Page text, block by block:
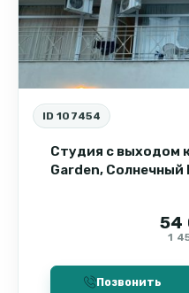
ID 107454
Студия с выходом
Garden, Солнечный
54
1
Позвонить